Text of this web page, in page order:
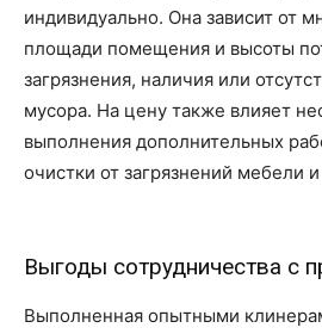
индивидуально. Она зависит от
площади помещения и высоты
загрязнения, наличия или
мусора. На цену также влияет
выполнения дополнительных
очистки от загрязнений мебели
Выгоды сотрудничества с
Выполненная опытными